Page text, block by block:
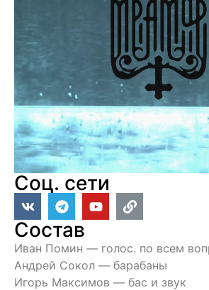
Соц. сети
Состав
Иван Помин — голос. по всем
Андрей Сокол — барабаны
Игорь Максимов — бас и звук